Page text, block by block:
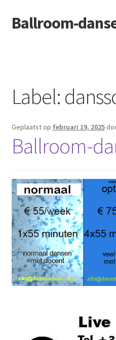
Ga
door
Ga
naar
Ballroom-
Label:
Geplaatst op februari 19, 2025
Ballroom-